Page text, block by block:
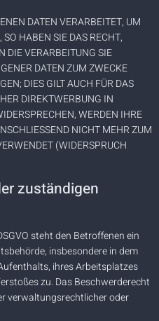
DATEN VERARBEITET, UM
HABEN SIE DAS RECHT,
DIE VERARBEITUNG SIE
DATEN ZUM ZWECKE
DIES GILT AUCH FÜR DAS
DIREKTWERBUNG IN
WERDEN IHRE
NICHT MEHR ZUM
(WIDERSPRUCH
zuständigen
steht den Betroffenen ein
insbesondere in dem
ihres Arbeitsplatzes
zu. Das Beschwerderecht
verwaltungsrechtlicher oder